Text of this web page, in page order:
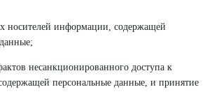
носителей информации, содержащей
несанкционированного доступа к
персональные данные, и принятие